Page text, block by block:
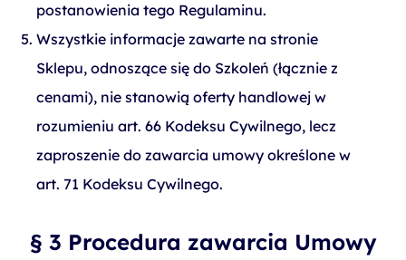
postanowienia tego Regulaminu.
Wszystkie informacje zawarte na stronie
Sklepu, odnoszące się do Szkoleń (łącznie z
cenami), nie stanowią oferty handlowej w
rozumieniu art. 66 Kodeksu Cywilnego, lecz
zaproszenie do zawarcia umowy określone w
art. 71 Kodeksu Cywilnego.
§ 3 Procedura zawarcia Umowy